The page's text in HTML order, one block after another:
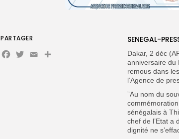
SENEGAL-
Dakar, 2 déc
anniversaire du
remous dans
l’Agence de
”Au nom du
sénégalais à
chef de l’Etat a
dignité ne
PARTAGER
Facebook
Twitter
Email